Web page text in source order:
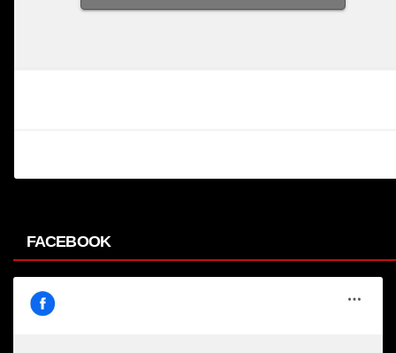
FACEBOOK